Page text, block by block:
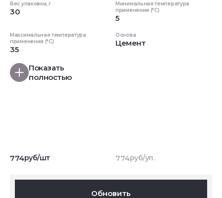
Вес упаковки, г
30
Минимальная температура
применения (°C)
5
Максимальная температура
применения (°C)
35
Основа
Цемент
Показать
полностью
774руб/шт 774руб/уп.
Обновить